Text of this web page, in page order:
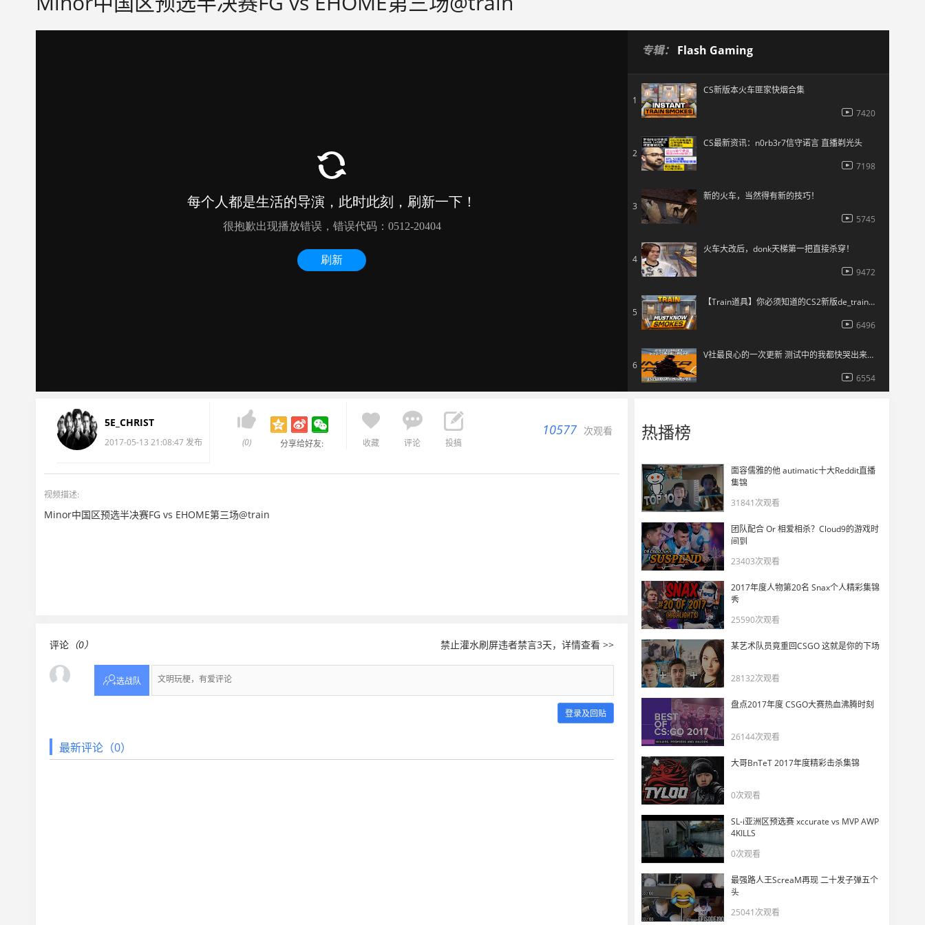
专辑： Flash Gaming
1
CS新版本火车匪家快烟合集
7420
2
CS最新资讯：n0rb3r7信守诺言 直播剃光头
7198
3
新的火车，当然得有新的技巧！
5745
4
火车大改后，donk天梯第一把直接杀穿！
9472
5
【Train道具】你必须知道的CS2新版de_train重要烟雾弹
6496
6
V社最良心的一次更新 测试中的我都快哭出来了！
6554
PGL Minor：C9夺冠的最大功臣-Skadoodle
再见我的EnVyUs PGL Minor第四日精彩时刻
11657
PGL Minor：欧洲区预选赛第三日精彩战况
11279
PGL Minor：北美区决赛日精彩集锦
PGL Minor美洲区：第三日比赛战况集锦
PGL Minor美洲区：第二日赛况精彩时刻
PGL Minor：TYLOO vs Ren 第二场
5E_CHRIST
2017-05-13 21:08:47 发布

(0) 分享给好友:

收藏

评论

投搞
10577 次观看
视频描述:
Minor中国区预选半决赛FG vs EHOME第三场@train
禁止灌水刷屏违者禁言3天，详情查看 >>
评论 （0）
选战队
登录及回贴
最新评论（0）
热播榜
面容儒雅的他 autimatic十大Reddit直播
集锦
31841次观看
团队配合 Or 相爱相杀？Cloud9的游戏时
间到
23403次观看
2017年度人物第20名 Snax个人精彩集锦
秀
25590次观看
某艺术队员竟重回CSGO 这就是你的下场
28132次观看
盘点2017年度 CSGO大赛热血沸腾时刻
26144次观看
大哥BnTeT 2017年度精彩击杀集锦
0次观看
SL-i亚洲区预选赛 xccurate vs MVP AWP
4KILLS
0次观看
最强路人王ScreaM再现 二十发子弹五个
头
25041次观看